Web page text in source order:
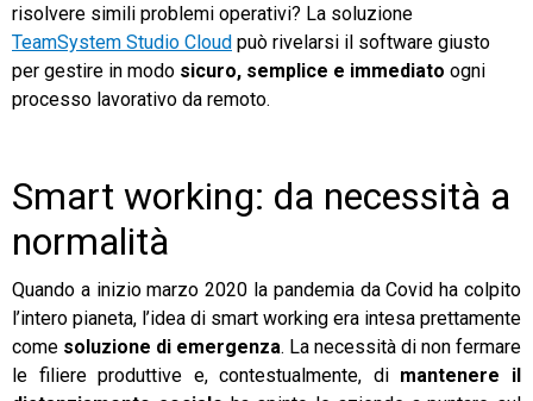
risolvere simili problemi operativi? La soluzione
TeamSystem Studio Cloud può rivelarsi il software giusto
per gestire in modo sicuro, semplice e immediato ogni
processo lavorativo da remoto.
Smart working: da necessità a
normalità
Quando a inizio marzo 2020 la pandemia da Covid ha colpito
l’intero pianeta, l’idea di smart working era intesa prettamente
come soluzione di emergenza. La necessità di non fermare
le filiere produttive e, contestualmente, di mantenere il